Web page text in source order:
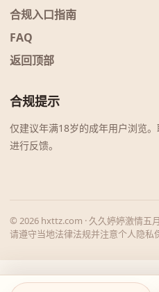
合规入口指南
FAQ
返回顶部
合规提示
仅建议年满18岁的成年用户浏览
进行反馈。
© 2026 hxttz.com · 久久婷婷激情五
请遵守当地法律法规并注意个人隐私